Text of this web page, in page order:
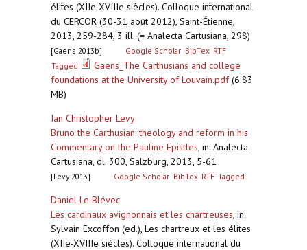
élites (XIIe-XVIIIe siècles). Colloque international
du CERCOR (30-31 août 2012), Saint-Étienne,
2013, 259-284, 3 ill. (= Analecta Cartusiana, 298)
[Gaens 2013b] Google Scholar BibTex RTF
Tagged
Gaens_The Carthusians and college
foundations at the University of Louvain.pdf(6.83
MB)
Ian Christopher Levy
Bruno the Carthusian: theology and reform in his
Commentary on the Pauline Epistles, in: Analecta
Cartusiana, dl. 300, Salzburg, 2013, 5-61
[Levy 2013] Google Scholar BibTex RTF Tagged
Daniel Le Blévec
Les cardinaux avignonnais et les chartreuses, in:
Sylvain Excoffon (ed.), Les chartreux et les élites
(XIIe-XVIIIe siècles). Colloque international du